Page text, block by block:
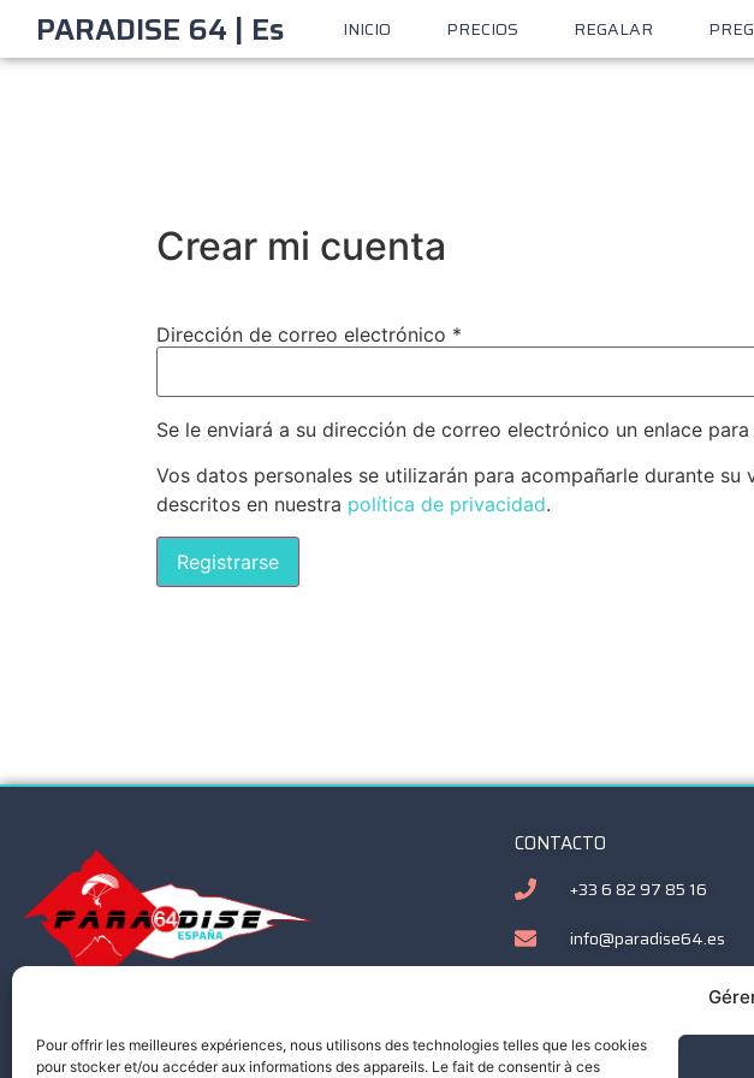
Pour offrir les meilleures expériences, nous utilisons des technologies telles que les cookies
pour stocker et/ou accéder aux informations des appareils. Le fait de consentir à ces
PARADISE 64 | Es INICIO PRECIOS REGALAR
Crear mi cuenta
Dirección de correo electrónico *
Se le enviará a su dirección de correo electrónico un enlace
Vos datos personales se utilizarán para acompañarle durante
descritos en nuestra política de privacidad.
Registrarse
con Paradise 64 | España.
CONTACTO
+33 6 82 97 85 16
info@paradise64.es
Conditiones generales de
Este sitio web cumple con
protección de los datos